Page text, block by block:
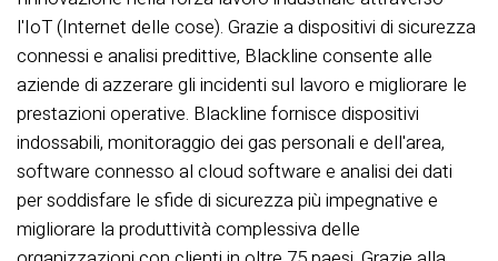
l'IoT (Internet delle cose). Grazie a dispositivi di sicurezza
connessi e analisi predittive, Blackline consente alle
aziende di azzerare gli incidenti sul lavoro e migliorare le
prestazioni operative. Blackline fornisce dispositivi
indossabili, monitoraggio dei gas personali e dell'area,
software connesso al cloud software e analisi dei dati
per soddisfare le sfide di sicurezza più impegnative e
migliorare la produttività complessiva delle